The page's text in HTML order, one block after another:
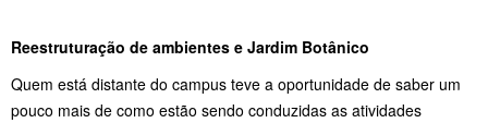
Reestruturação de ambientes e Jardim Botânico
Quem está distante do campus teve a oportunidade de saber um
pouco mais de como estão sendo conduzidas as atividades